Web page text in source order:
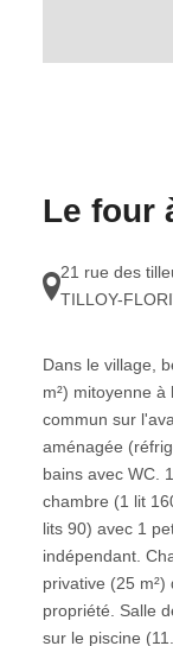
Le four
21 rue des
TILLOY-
Dans le village,
m²) mitoyenne
commun sur
aménagée
bains avec WC.
chambre (1 lit
lits 90) avec 1
indépendant.
privative (25
propriété. Salle
sur le piscine